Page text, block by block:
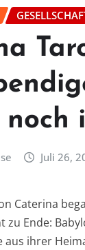
Juli 26,
Caterina
zu Ende:
aus ihrer